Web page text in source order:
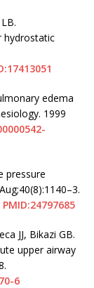
hydrostatic
edema
1999
pressure
PMID:24797685
JJ, Bikazi GB.
upper airway
6